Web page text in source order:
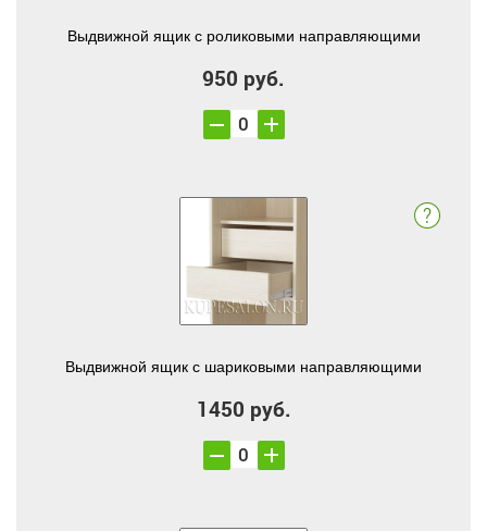
Выдвижной ящик с роликовыми направляющими
950 руб.
Выдвижной ящик с шариковыми направляющими
1450 руб.